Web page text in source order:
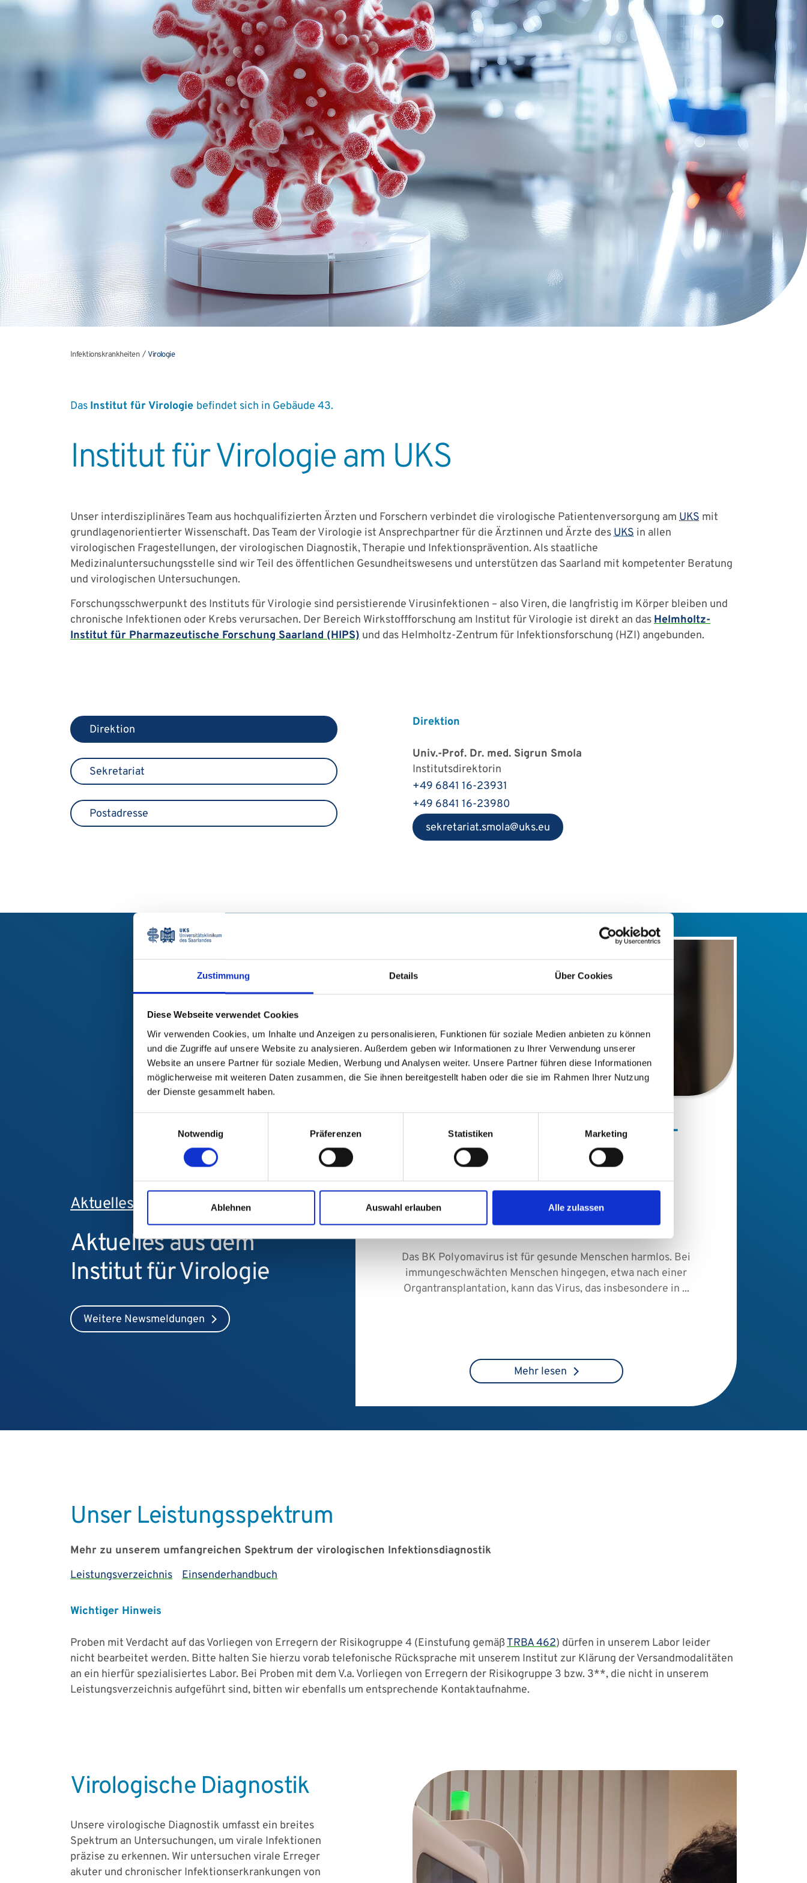
Zustimmung Details Über Cookies
Diese Webseite verwendet Cookies
Wir verwenden Cookies, um Inhalte und Anzeigen zu personalisieren, Funktionen für soziale Medien anbieten zu können
und die Zugriffe auf unsere Website zu analysieren. Außerdem geben wir Informationen zu Ihrer Verwendung unserer
Website an unsere Partner für soziale Medien, Werbung und Analysen weiter. Unsere Partner führen diese Informationen
möglicherweise mit weiteren Daten zusammen, die Sie ihnen bereitgestellt haben oder die sie im Rahmen Ihrer Nutzung
der Dienste gesammelt haben.
Notwendig
Präferenzen Statistiken Marketing
Ablehnen Auswahl erlauben Alle zulassen
Infektionskrankheiten Virologie
Das Institut für Virologie befindet sich in Gebäude 43.
Institut für Virologie am UKS
Unser interdisziplinäres Team aus hochqualifizierten Ärzten und Forschern verbindet die virologische Patientenversorgung am UKS mit
grundlagenorientierter Wissenschaft. Das Team der Virologie ist Ansprechpartner für die Ärztinnen und Ärzte desUKS in allen
virologischen Fragestellungen, der virologischen Diagnostik, Therapie und Infektionsprävention. Als staatliche
Medizinaluntersuchungsstelle sind wir Teil des öffentlichen Gesundheitswesens und unterstützen das Saarland mit kompetenter Beratung
und virologischen Untersuchungen.
Forschungsschwerpunkt des Instituts für Virologie sind persistierende Virusinfektionen – also Viren, die langfristig im Körper bleiben und
chronische Infektionen oder Krebs verursachen. Der Bereich Wirkstoffforschung am Institut für Virologie ist direkt an dasHelmholtz-
Institut für Pharmazeutische Forschung Saarland (HIPS) und das Helmholtz-Zentrum für Infektionsforschung (HZI) angebunden.
Direktion
Sekretariat
Postadresse
Direktion
Univ.-Prof. Dr. med. Sigrun Smola
Institutsdirektorin
+49 6841 16-23931
+49 6841 16-23980
sekretariat.smola
uks eu
Virologie: Neuer Wirkstoff-
Ansatz im Kampf gegen
Virusinfektion in
transplantierten Nieren
Das BK Polyomavirus ist für gesunde Menschen harmlos. Bei
immungeschwächten Menschen hingegen, etwa nach einer
Organtransplantation, kann das Virus, das insbesondere in ...
Mehr lesen
Aktuelles
Aktuelles aus dem
Institut für Virologie
Weitere Newsmeldungen
Unser Leistungsspektrum
Mehr zu unserem umfangreichen Spektrum der virologischen Infektionsdiagnostik
Leistungsverzeichnis
Einsenderhandbuch
Wichtiger Hinweis
Proben mit Verdacht auf das Vorliegen von Erregern der Risikogruppe 4 (Einstufung gemäßTRBA 462) dürfen in unserem Labor leider
nicht bearbeitet werden. Bitte halten Sie hierzu vorab telefonische Rücksprache mit unserem Institut zur Klärung der Versandmodalitäten
an ein hierfür spezialisiertes Labor. Bei Proben mit dem V.a. Vorliegen von Erregern der Risikogruppe 3 bzw. 3**, die nicht in unserem
Leistungsverzeichnis aufgeführt sind, bitten wir ebenfalls um entsprechende Kontaktaufnahme.
Virologische Diagnostik
Unsere virologische Diagnostik umfasst ein breites
Spektrum an Untersuchungen, um virale Infektionen
präzise zu erkennen. Wir untersuchen virale Erreger
akuter und chronischer Infektionserkrankungen von